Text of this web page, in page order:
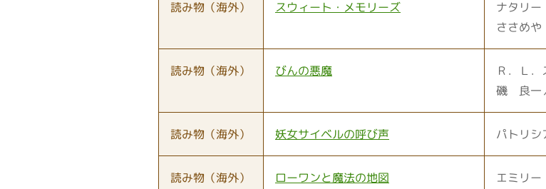
読み物（海外） スウィート・メモリーズ
ナタリー
ささめ
読み物（海外） びんの悪魔
Ｒ．Ｌ
磯 良一
読み物（海外） 妖女サイベルの呼び声 パトリシ
読み物（海外） ローワンと魔法の地図
エミリ